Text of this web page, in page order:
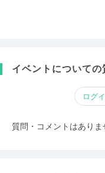
イベントについての
ログ
質問・コメントはありま